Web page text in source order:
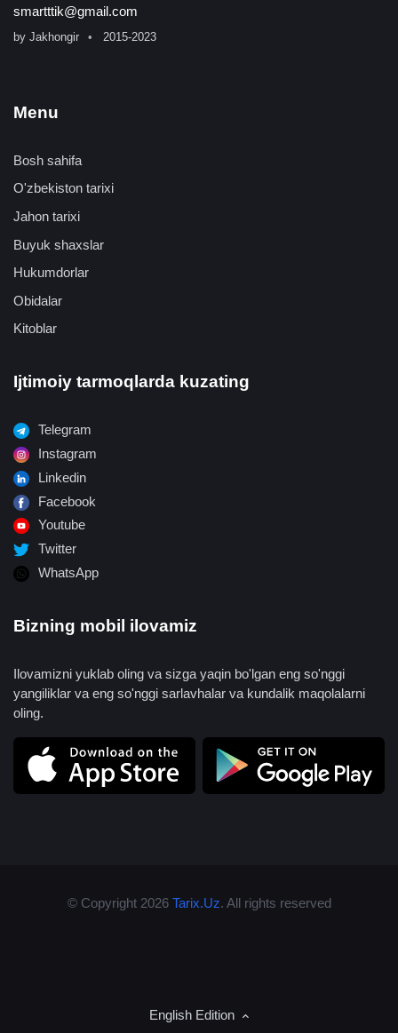
smartttik@gmail.com
by Jakhongir 2015-2023
Menu
Bosh sahifa
O'zbekiston tarixi
Jahon tarixi
Buyuk shaxslar
Hukumdorlar
Obidalar
Kitoblar
Ijtimoiy tarmoqlarda kuzating
Telegram
Instagram
Linkedin
Facebook
Youtube
Twitter
WhatsApp
Bizning mobil ilovamiz
Ilovamizni yuklab oling va sizga yaqin bo'lgan eng so'nggi
yangiliklar va eng so'nggi sarlavhalar va kundalik maqolalarni
oling.
© Copyright 2026 Tarix.Uz. All rights reserved
English Edition